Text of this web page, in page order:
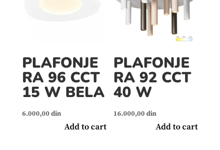
PLAFONJE
RA 96 CCT
15 W BELA
6.000,00 din
Add to cart
PLAFONJE
RA 92 CCT
40 W
16.000,00 din
Add to cart